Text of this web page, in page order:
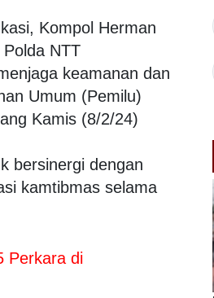
Kompol Herman
NTT
keamanan dan
Umum (Pemilu)
Kamis (8/2/24)
bersinergi dengan
kamtibmas selama
Perkara di